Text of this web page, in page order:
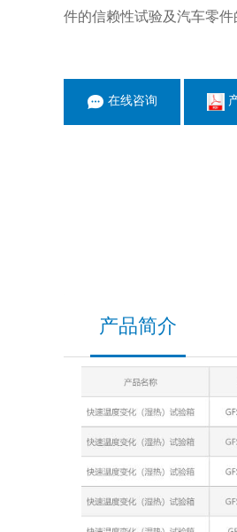
件的信赖性试验及汽车零件
在线咨询
产品简介